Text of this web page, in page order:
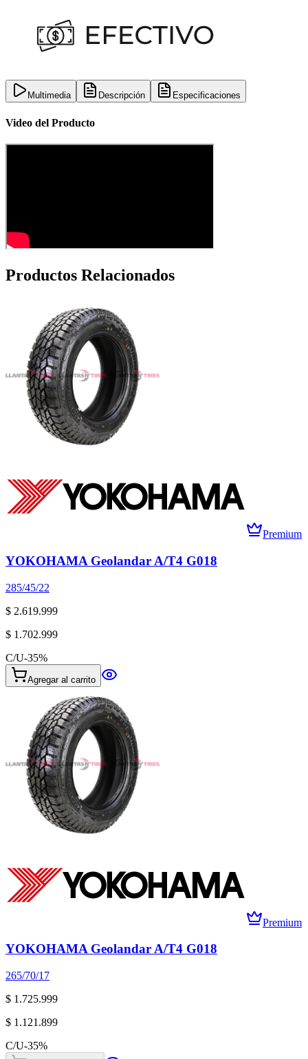
Multimedia Descripción Especificaciones
Video del Producto
Productos Relacionados
Premium
YOKOHAMA Geolandar A/T4 G018
285/45/22
$ 2.619.999
$ 1.702.999
C/U-35%
Agregar al carrito
Premium
YOKOHAMA Geolandar A/T4 G018
265/70/17
$ 1.725.999
$ 1.121.899
C/U-35%